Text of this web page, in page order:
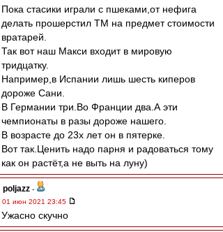
Пока стасики играли с пшеками,от нефига
делать прошерстил ТМ на предмет стоимости
вратарей.
Так вот наш Макси входит в мировую
тридцатку.
Например,в Испании лишь шесть киперов
дороже Сани.
В Германии три.Во Франции два.А эти
чемпионаты в разы дороже нашего.
В возрасте до 23х лет он в пятерке.
Вот так.Ценить надо парня и радоваться тому
как он растёт,а не выть на луну)
poljazz -
01 июн 2021 23:45
Ужасно скучно